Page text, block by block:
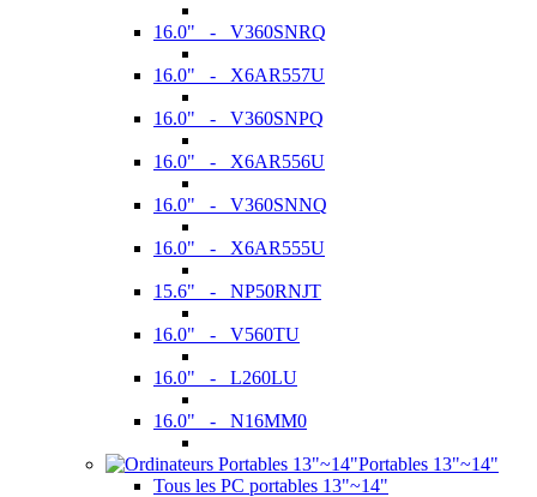
16.0" - V360SNRQ
16.0" - X6AR557U
16.0" - V360SNPQ
16.0" - X6AR556U
16.0" - V360SNNQ
16.0" - X6AR555U
15.6" - NP50RNJT
16.0" - V560TU
16.0" - L260LU
16.0" - N16MM0
Portables 13"~14"
Tous les PC portables 13"~14"